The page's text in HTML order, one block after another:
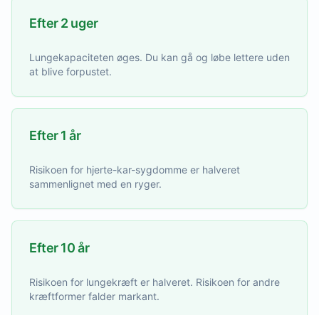
Efter 2 uger
Lungekapaciteten øges. Du kan gå og løbe lettere uden
at blive forpustet.
Efter 1 år
Risikoen for hjerte-kar-sygdomme er halveret
sammenlignet med en ryger.
Efter 10 år
Risikoen for lungekræft er halveret. Risikoen for andre
kræftformer falder markant.